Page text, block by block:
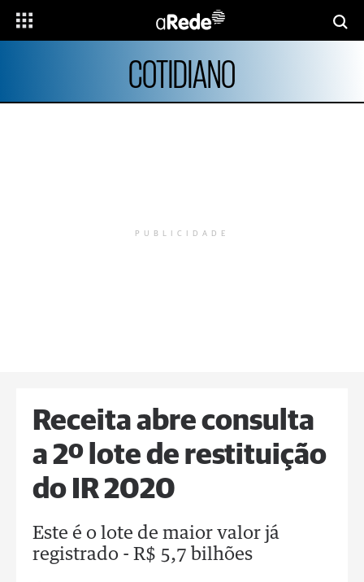
COTIDIANO
PUBLICIDADE
Receita abre consulta
a 2º lote de restituição
do IR 2020
Este é o lote de maior valor já
registrado - R$ 5,7 bilhões